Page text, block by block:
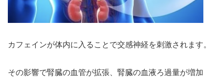
カフェインが体内に入ることで交感神経を刺激されます。
その影響で腎臓の血管が拡張、腎臓の血液ろ過量が増加